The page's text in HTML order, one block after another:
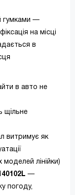
гумками —
на місці
в
в авто не
щільне
витримує як
лінійки)
—
погоду,